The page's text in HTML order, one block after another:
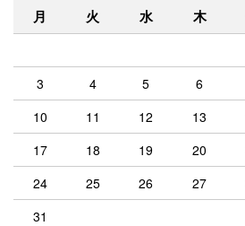
月 火 水 木
3
4 5 6
10
11 12 13
17
18 19 20
24
25 26 27
31